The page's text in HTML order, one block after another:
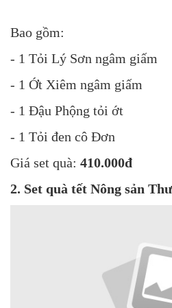
Bao gồm:
- 1 Tỏi Lý Sơn ngâm giấm
- 1 Ớt Xiêm ngâm giấm
- 1 Đậu Phộng tỏi ớt
- 1 Tỏi đen cô Đơn
Giá set quà: 410.000đ
2. Set quà tết Nông sản